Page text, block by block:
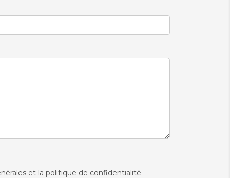
et la politique de confidentialité